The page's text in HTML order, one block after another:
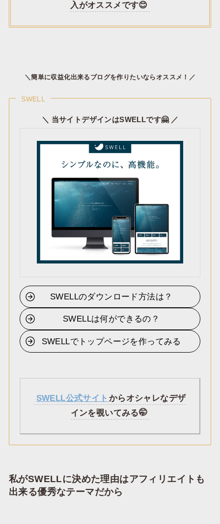
入がオススメです😊
＼簡単に収益化出来るブログを作りたいならオススメ！／
SWELL
＼ 当サイトデザインはSWELLです🤗 ／
SWELLのダウンロード方法は？
SWELLは何ができるの？
SWELLでトップページを作ってみる
SWELL公式サイト からオシャレなデザ
インを覗いてみる🤭
私がSWELLに決めた理由はアフィリエイトも
出来る優秀なテーマだから